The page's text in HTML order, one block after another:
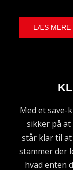
LÆS MERE
Med et save-
sikker på
står klar til
stammer der
hvad enten